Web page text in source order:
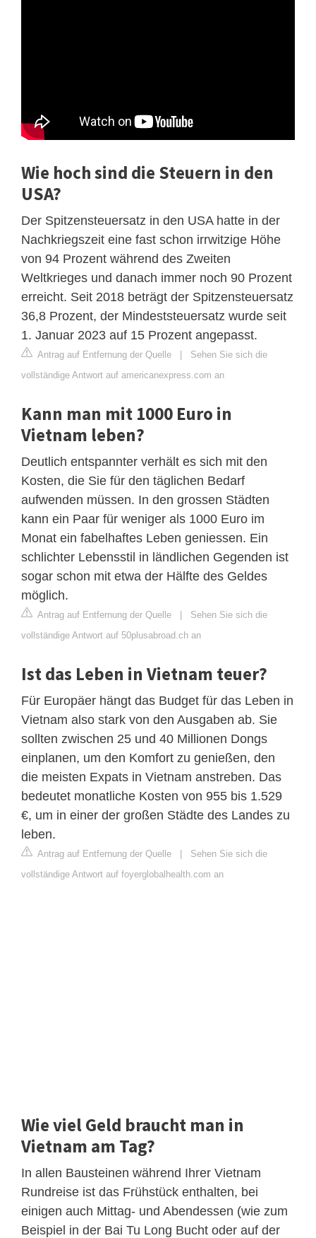
Wie hoch sind die Steuern in den
USA?
Der Spitzensteuersatz in den USA hatte in der
Nachkriegszeit eine fast schon irrwitzige Höhe
von 94 Prozent während des Zweiten
Weltkrieges und danach immer noch 90 Prozent
erreicht. Seit 2018 beträgt der Spitzensteuersatz
36,8 Prozent, der Mindeststeuersatz wurde seit
1. Januar 2023 auf 15 Prozent angepasst.
Antrag auf Entfernung der Quelle | Sehen Sie sich die
vollständige Antwort auf americanexpress.com an
Kann man mit 1000 Euro in
Vietnam leben?
Deutlich entspannter verhält es sich mit den
Kosten, die Sie für den täglichen Bedarf
aufwenden müssen. In den grossen Städten
kann ein Paar für weniger als 1000 Euro im
Monat ein fabelhaftes Leben geniessen. Ein
schlichter Lebensstil in ländlichen Gegenden ist
sogar schon mit etwa der Hälfte des Geldes
möglich.
Antrag auf Entfernung der Quelle | Sehen Sie sich die
vollständige Antwort auf 50plusabroad.ch an
Ist das Leben in Vietnam teuer?
Für Europäer hängt das Budget für das Leben in
Vietnam also stark von den Ausgaben ab. Sie
sollten zwischen 25 und 40 Millionen Dongs
einplanen, um den Komfort zu genießen, den
die meisten Expats in Vietnam anstreben. Das
bedeutet monatliche Kosten von 955 bis 1.529
€, um in einer der großen Städte des Landes zu
leben.
Antrag auf Entfernung der Quelle | Sehen Sie sich die
vollständige Antwort auf foyerglobalhealth.com an
Wie viel Geld braucht man in
Vietnam am Tag?
In allen Bausteinen während Ihrer Vietnam
Rundreise ist das Frühstück enthalten, bei
einigen auch Mittag- und Abendessen (wie zum
Beispiel in der Bai Tu Long Bucht oder auf der